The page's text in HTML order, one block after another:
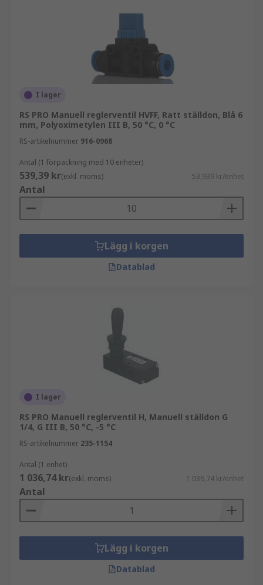
av dessa kommer att vara mer lämpliga för olika
tillämpningar. En egenskap är styrmetoden, till
exempel, som kan ta flera olika former, inklusive
vred, spakar och fotpedaler. Andra variabla
egenskaper inkluderar antalet portar och antalet
också skilja sig åt beroende på deras avsedda
funktion.
I lager
RS PRO Manuell reglerventil HVFF, Ratt ställdon, Blå 6
mm, Polyoximetylen III B, 50 °C, 0 °C
RS-artikelnummer 916-0968
Antal (1 förpackning med 10 enheter)
539,39 kr(exkl. moms) 53,939 kr/enhet
Antal
Lägg i korgen
Datablad
I lager
RS PRO Manuell reglerventil H, Manuell ställdon G
1/4, G III B, 50 °C, -5 °C
RS-artikelnummer 235-1154
Antal (1 enhet)
1 036,74 kr(exkl. moms) 1 036,74 kr/enhet
Antal
Lägg i korgen
Datablad